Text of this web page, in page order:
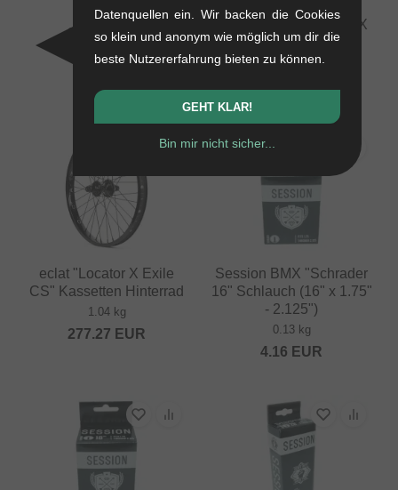
1.51 kg
294.08 EUR
Kink Bikes "Wake" BMX
Reifen
0.7 kg
eclat "Locator X Exile
CS" Kassetten Hinterrad
1.04 kg
277.27 EUR
Session BMX "Schrader
16" Schlauch (16" x 1.75"
- 2.125")
0.13 kg
4.16 EUR
Datenquellen ein. Wir backen die Cookies
so klein und anonym wie möglich um dir die
beste Nutzererfahrung bieten zu können.
GEHT KLAR!
Bin mir nicht sicher...